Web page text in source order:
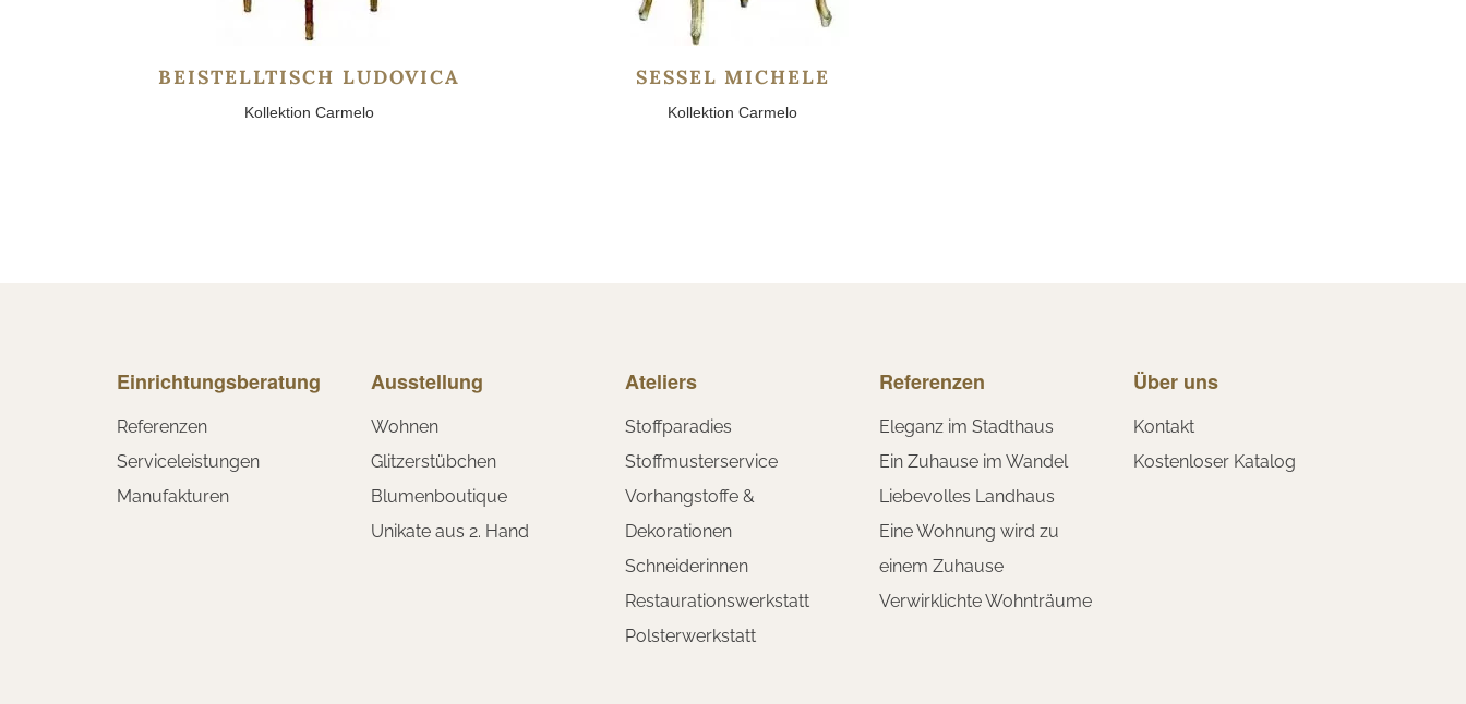
BEISTELLTISCH LUDOVICA
Kollektion Carmelo
SESSEL MICHELE
Kollektion Carmelo
Einrichtungsberatung
Referenzen
Serviceleistungen
Manufakturen
Ausstellung
Wohnen
Glitzerstübchen
Blumenboutique
Unikate aus 2. Hand
Ateliers
Stoffparadies
Stoffmusterservice
Vorhangstoffe &
Dekorationen
Schneiderinnen
Restaurationswerkstatt
Polsterwerkstatt
Referenzen
Eleganz im Stadthaus
Ein Zuhause im Wandel
Liebevolles Landhaus
Eine Wohnung wird zu
einem Zuhause
Verwirklichte Wohnträume
Über uns
Kontakt
Kostenloser Katalog